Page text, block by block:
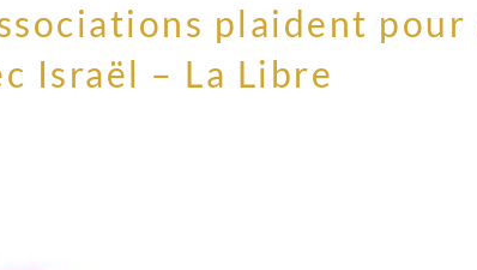
plaident pour
Israël – La Libre